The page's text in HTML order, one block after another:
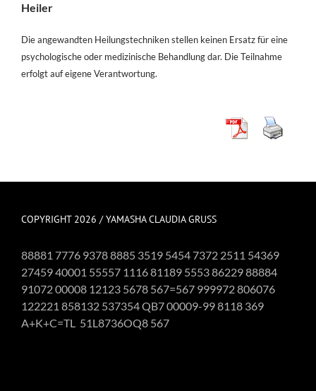
Heiler
Die angewandten Heilungstechniken stellen keinen Ersatz für eine
psychologische oder medizinische Behandlung dar. Die Teilnahme
erfolgt auf eigene Verantwortung.
COPYRIGHT 2026 / YAMASHA CLAUDIA GRUSS
88881 7776 9378 8885 3519 5454 7372 2511 54369
27459 40001 55557 1116 81189 5553 86229 88884
91072 00008 12123 5678 567=567 999972 806076
122221 858132 537354 QB7 00009-99 8118 369
A+K+C=TL 51L8736OQ8 567